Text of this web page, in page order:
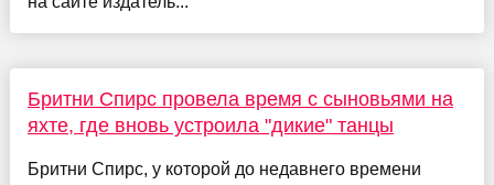
Бритни Спирс провела время с сыновьями на
яхте, где вновь устроила "дикие" танцы
Бритни Спирс, у которой до недавнего времени